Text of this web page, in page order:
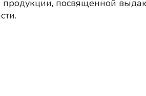
посвященной